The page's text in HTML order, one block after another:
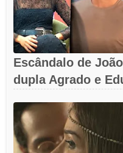
Escândalo de
dupla Agrado e